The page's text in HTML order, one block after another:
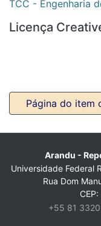
Arandu -
Universidade Federal
Rua Dom
+55 81